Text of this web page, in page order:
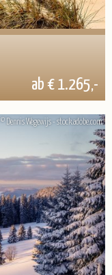
ab € 1.265,-
© Dennis Wegewijs - stock.adobe.com